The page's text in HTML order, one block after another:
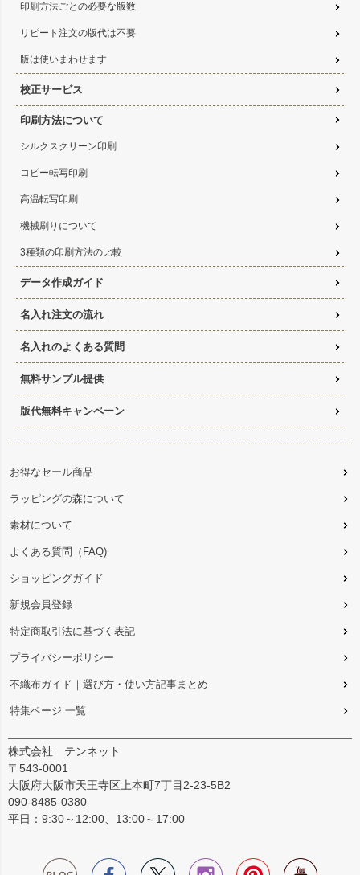
印刷方法ごとの必要な版数
リピート注文の版代は不要
版は使いまわせます
校正サービス
印刷方法について
シルクスクリーン印刷
コピー転写印刷
高温転写印刷
機械刷りについて
3種類の印刷方法の比較
データ作成ガイド
名入れ注文の流れ
名入れのよくある質問
無料サンプル提供
版代無料キャンペーン
お得なセール商品
ラッピングの森について
素材について
よくある質問（FAQ)
ショッピングガイド
新規会員登録
特定商取引法に基づく表記
プライバシーポリシー
不織布ガイド｜選び方・使い方記事まとめ
特集ページ 一覧
株式会社 テンネット
〒543-0001
大阪府大阪市天王寺区上本町7丁目2-23-5B2
090-8485-0380
平日：9:30～12:00、13:00～17:00